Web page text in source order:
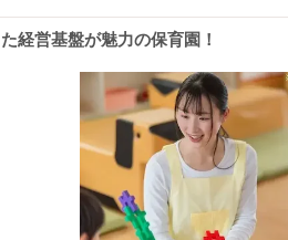
経営基盤が魅力の保育園！